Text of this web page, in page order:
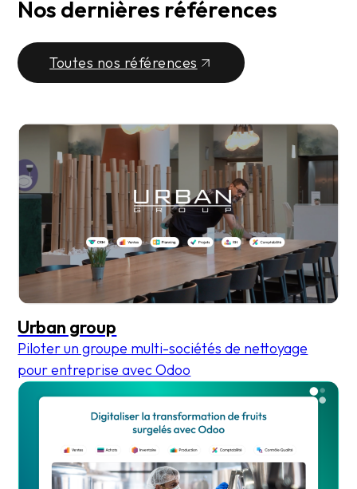
Nos dernières références
Toutes nos références
Urban group
Piloter un groupe multi-sociétés de nettoyage
pour entreprise avec Odoo